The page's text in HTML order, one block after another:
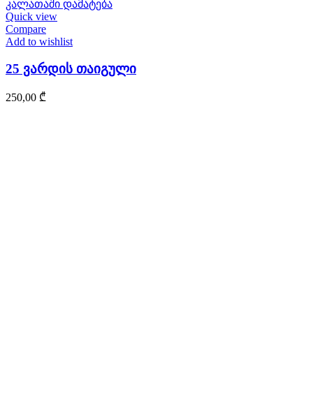
კალათაში დამატება
Quick view
Compare
Add to wishlist
25 ვარდის თაიგული
250,00 ₾